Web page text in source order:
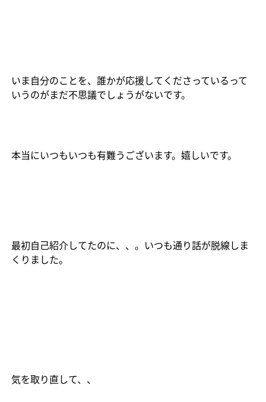
いま自分のことを、誰かが応援してくださっているって
いうのがまだ不思議でしょうがないです。
本当にいつもいつも有難うございます。嬉しいです。
最初自己紹介してたのに、、。いつも通り話が脱線しま
くりました。
気を取り直して、、